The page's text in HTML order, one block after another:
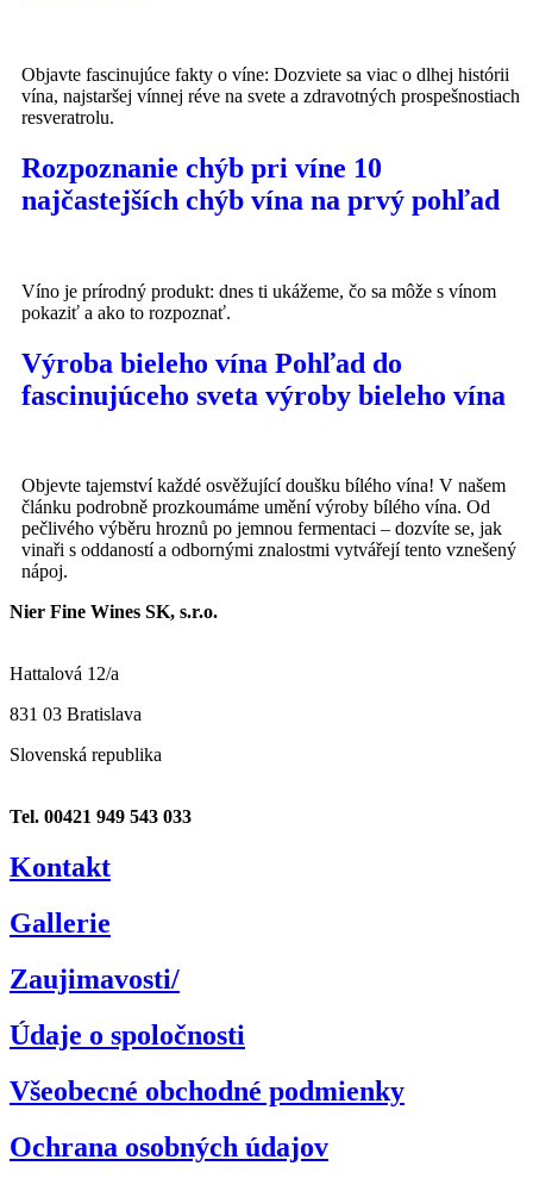
Objavte fascinujúce fakty o víne: Dozviete sa viac o dlhej histórii
vína, najstaršej vínnej réve na svete a zdravotných prospešnostiach
resveratrolu.
Rozpoznanie chýb pri víne 10
najčastejších chýb vína na prvý pohľad
Víno je prírodný produkt: dnes ti ukážeme, čo sa môže s vínom
pokaziť a ako to rozpoznať.
Výroba bieleho vína Pohľad do
fascinujúceho sveta výroby bieleho vína
Objevte tajemství každé osvěžující doušku bílého vína! V našem
článku podrobně prozkoumáme umění výroby bílého vína. Od
pečlivého výběru hroznů po jemnou fermentaci – dozvíte se, jak
vinaři s oddaností a odbornými znalostmi vytvářejí tento vznešený
nápoj.
Nier Fine Wines SK, s.r.o.
Hattalová 12/a
831 03 Bratislava
Slovenská republika
Tel. 00421 949 543 033
Kontakt
Gallerie
Zaujimavosti/
Údaje o spoločnosti
Všeobecné obchodné podmienky
Ochrana osobných údajov